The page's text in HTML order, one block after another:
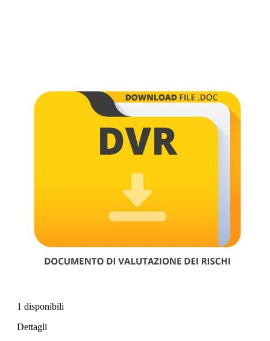
1 disponibili
Dettagli